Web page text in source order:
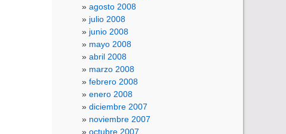
agosto 2008
julio 2008
junio 2008
mayo 2008
abril 2008
marzo 2008
febrero 2008
enero 2008
diciembre 2007
noviembre 2007
octubre 2007